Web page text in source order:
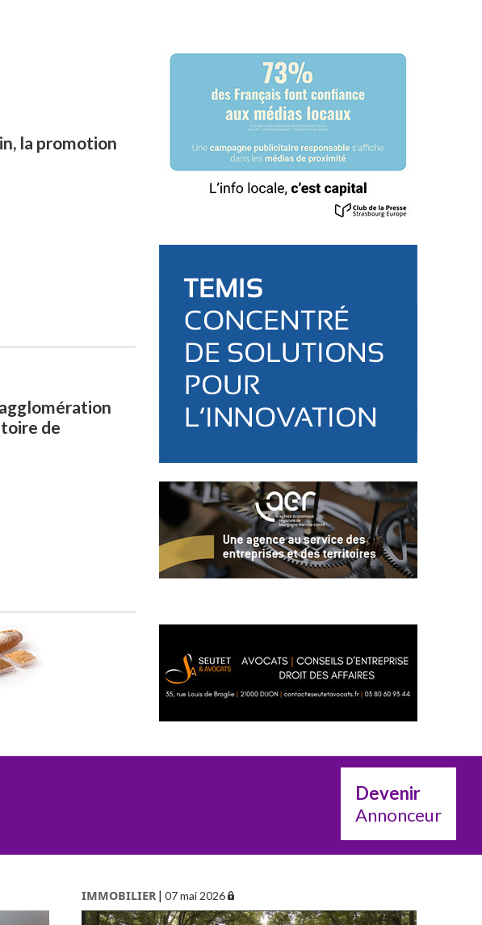
la promotion
de
Devenir
Annonceur
IMMOBILIER|07 mai 2026